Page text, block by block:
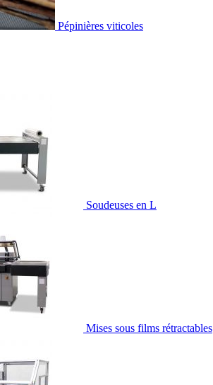
Pépinières viticoles
Soudeuses en L
Mises sous films rétractables